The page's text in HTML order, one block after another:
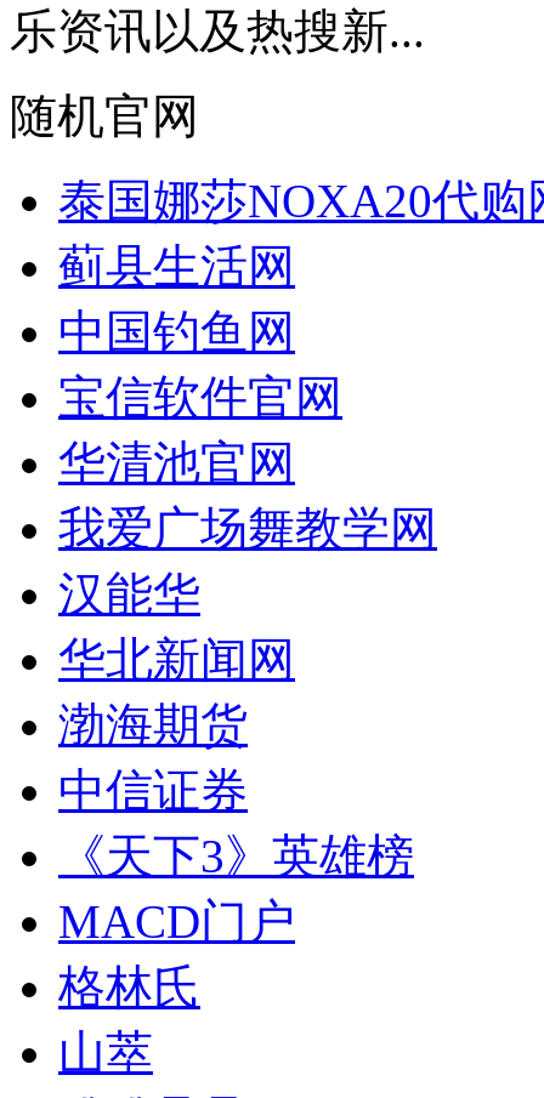
乐资讯以及热搜新...
随机官网
泰国娜莎NOXA20代购
蓟县生活网
中国钓鱼网
宝信软件官网
华清池官网
我爱广场舞教学网
汉能华
华北新闻网
渤海期货
中信证券
《天下3》英雄榜
MACD门户
格林氏
山萃